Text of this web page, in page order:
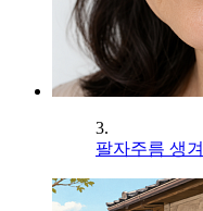
3.
팔자주름 생